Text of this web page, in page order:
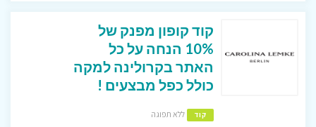
קוד קופון מפנק של
10% הנחה על כל
האתר בקרולינה למקה
כולל כפל מבצעים !
קוד ללא תפוגה